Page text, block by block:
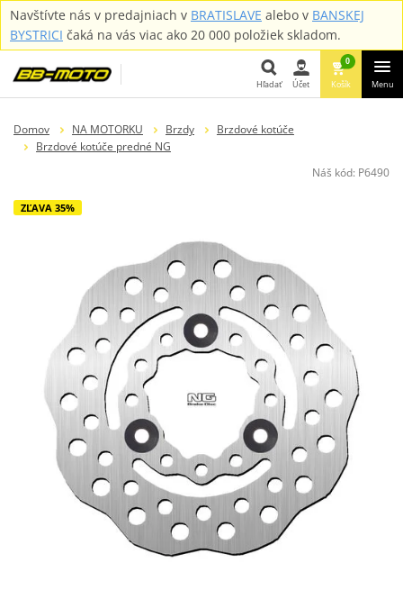
Navštívte nás v predajniach v BRATISLAVE alebo v BANSKEJ
BYSTRICI čaká na vás viac ako 20 000 položiek skladom.
Hľadať Účet
0
Košík Menu
Domov NA MOTORKU Brzdy
Brzdové kotúče
Brzdové kotúče predné NG
Náš kód: P6490
ZĽAVA 35%